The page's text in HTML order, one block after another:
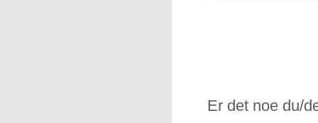
Er det noe du/